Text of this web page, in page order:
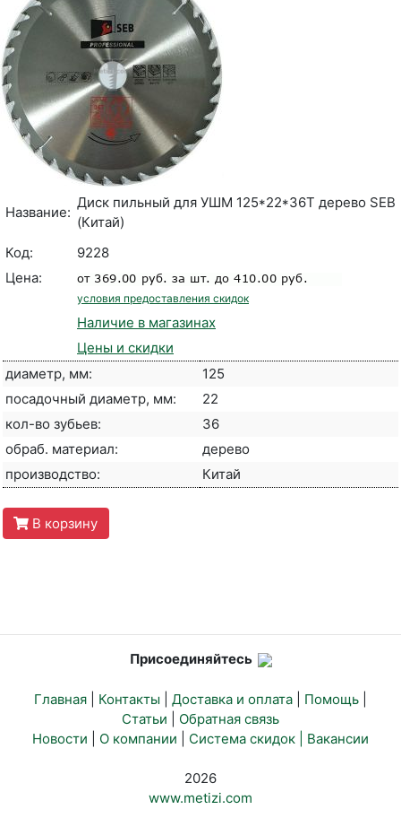
Название:
Диск пильный для УШМ 125*22*36T дерево SEB
(Китай)
Код:
9228
Цена:
условия предоставления скидок
Наличие в магазинах
Цены и скидки
диаметр, мм:
125
посадочный диаметр, мм:
22
кол-во зубьев:
36
обраб. материал:
дерево
производство:
Китай
В корзину
Присоединяйтесь
Главная Контакты Доставка и оплата Помощь
Статьи
Обратная связь
Новости
О компании Система скидок | Вакансии
2026
www.metizi.com